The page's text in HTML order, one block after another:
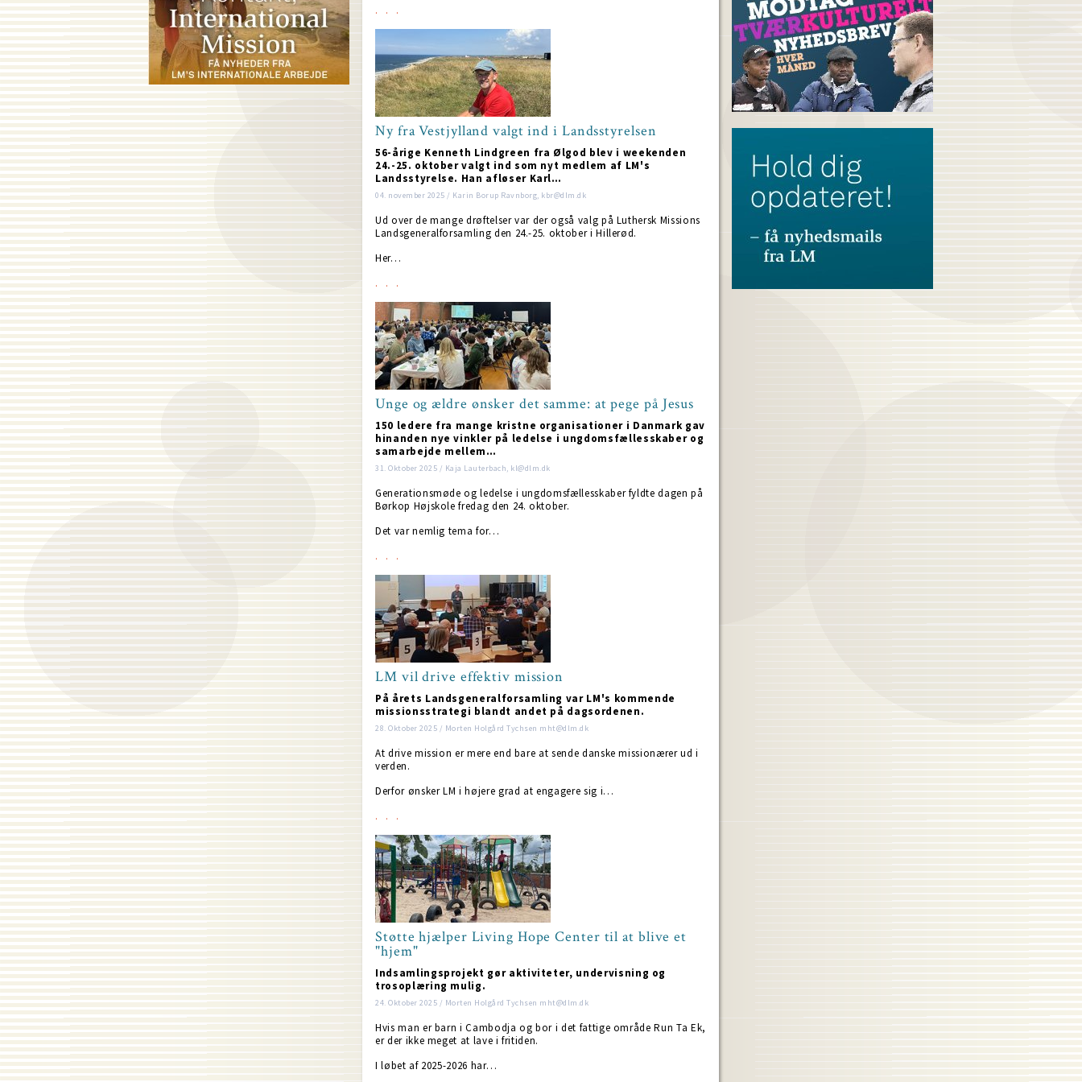
Ny fra Vestjylland valgt ind i Landsstyrelsen
56-årige Kenneth Lindgreen fra Ølgod blev i weekenden
24.-25. oktober valgt ind som nyt medlem af LM's
Landsstyrelse. Han afløser Karl…
04. november 2025 / Karin Borup Ravnborg, kbr@dlm.dk
Ud over de mange drøftelser var der også valg på Luthersk Missions
Landsgeneralforsamling den 24.-25. oktober i Hillerød.
Her…
Unge og ældre ønsker det samme: at pege på Jesus
150 ledere fra mange kristne organisationer i Danmark gav
hinanden nye vinkler på ledelse i ungdomsfællesskaber og
samarbejde mellem…
31. Oktober 2025 / Kaja Lauterbach, kl@dlm.dk
Generationsmøde og ledelse i ungdomsfællesskaber fyldte dagen på
Børkop Højskole fredag den 24. oktober.
Det var nemlig tema for…
LM vil drive effektiv mission
På årets Landsgeneralforsamling var LM's kommende
missionsstrategi blandt andet på dagsordenen.
28. Oktober 2025 / Morten Holgård Tychsen mht@dlm.dk
At drive mission er mere end bare at sende danske missionærer ud i
verden.
Derfor ønsker LM i højere grad at engagere sig i…
Støtte hjælper Living Hope Center til at blive et
"hjem"
Indsamlingsprojekt gør aktiviteter, undervisning og
trosoplæring mulig.
24. Oktober 2025 / Morten Holgård Tychsen mht@dlm.dk
Hvis man er barn i Cambodja og bor i det fattige område Run Ta Ek,
er der ikke meget at lave i fritiden.
I løbet af 2025-2026 har…